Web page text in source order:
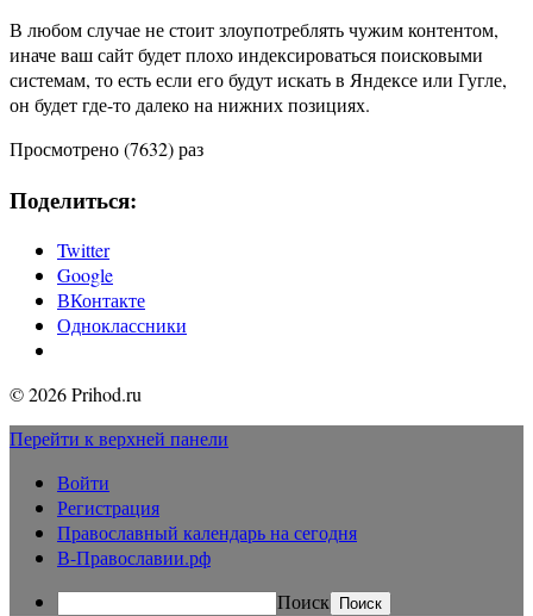
В любом случае не стоит злоупотреблять чужим контентом,
иначе ваш сайт будет плохо индексироваться поисковыми
системам, то есть если его будут искать в Яндексе или Гугле,
он будет где-то далеко на нижних позициях.
Просмотрено (7632) раз
Поделиться:
Twitter
Google
ВКонтакте
Одноклассники
© 2026 Prihod.ru
Перейти к верхней панели
Войти
Регистрация
Православный календарь на сегодня
В-Православии.рф
Поиск